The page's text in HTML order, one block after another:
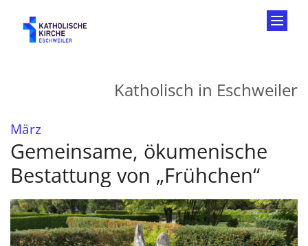
Katholisch in Eschweiler
März
Gemeinsame, ökumenische
Bestattung von „Frühchen“